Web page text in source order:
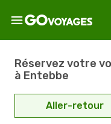
Réservez votre
à Entebbe
Aller-retour